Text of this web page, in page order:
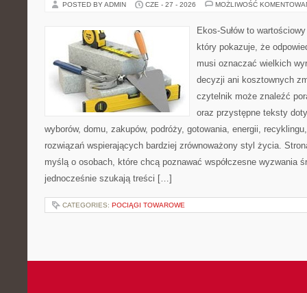
POSTED BY ADMIN CZE - 27 - 2026 MOŻLIWOŚĆ
Ekos-Sułów to
który pokazuje, że
musi oznaczać wielkich
decyzji ani kosztownych
czytelnik może znaleźć
oraz przystępne teksty
wyborów, domu, zakupów, podróży, gotowania, energii,
rozwiązań wspierających bardziej zrównoważony styl życia.
myślą o osobach, które chcą poznawać współczesne wyzwania
jednocześnie szukają treści […]
CATEGORIES: POCIĄGI TOWAROWE